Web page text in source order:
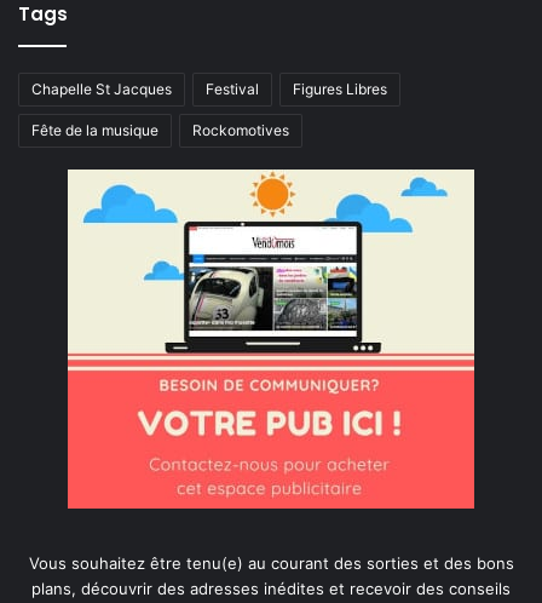
Tags
Chapelle St Jacques Festival Figures Libres
Fête de la musique Rockomotives
Vous souhaitez être tenu(e) au courant des sorties et des bons
plans, découvrir des adresses inédites et recevoir des conseils